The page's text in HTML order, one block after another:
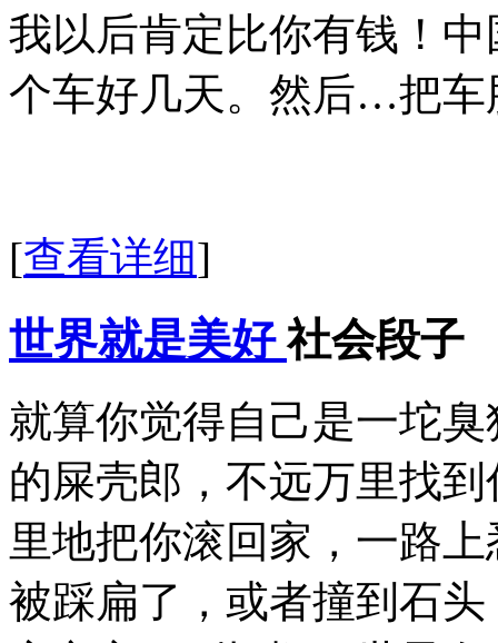
我以后肯定比你有钱！
个车好几天。然后…把
[查看详细]
世界就是美好社会段子
就算你觉得自己是一坨
的屎壳郎，不远万里找
里地把你滚回家，一路
被踩扁了，或者撞到石